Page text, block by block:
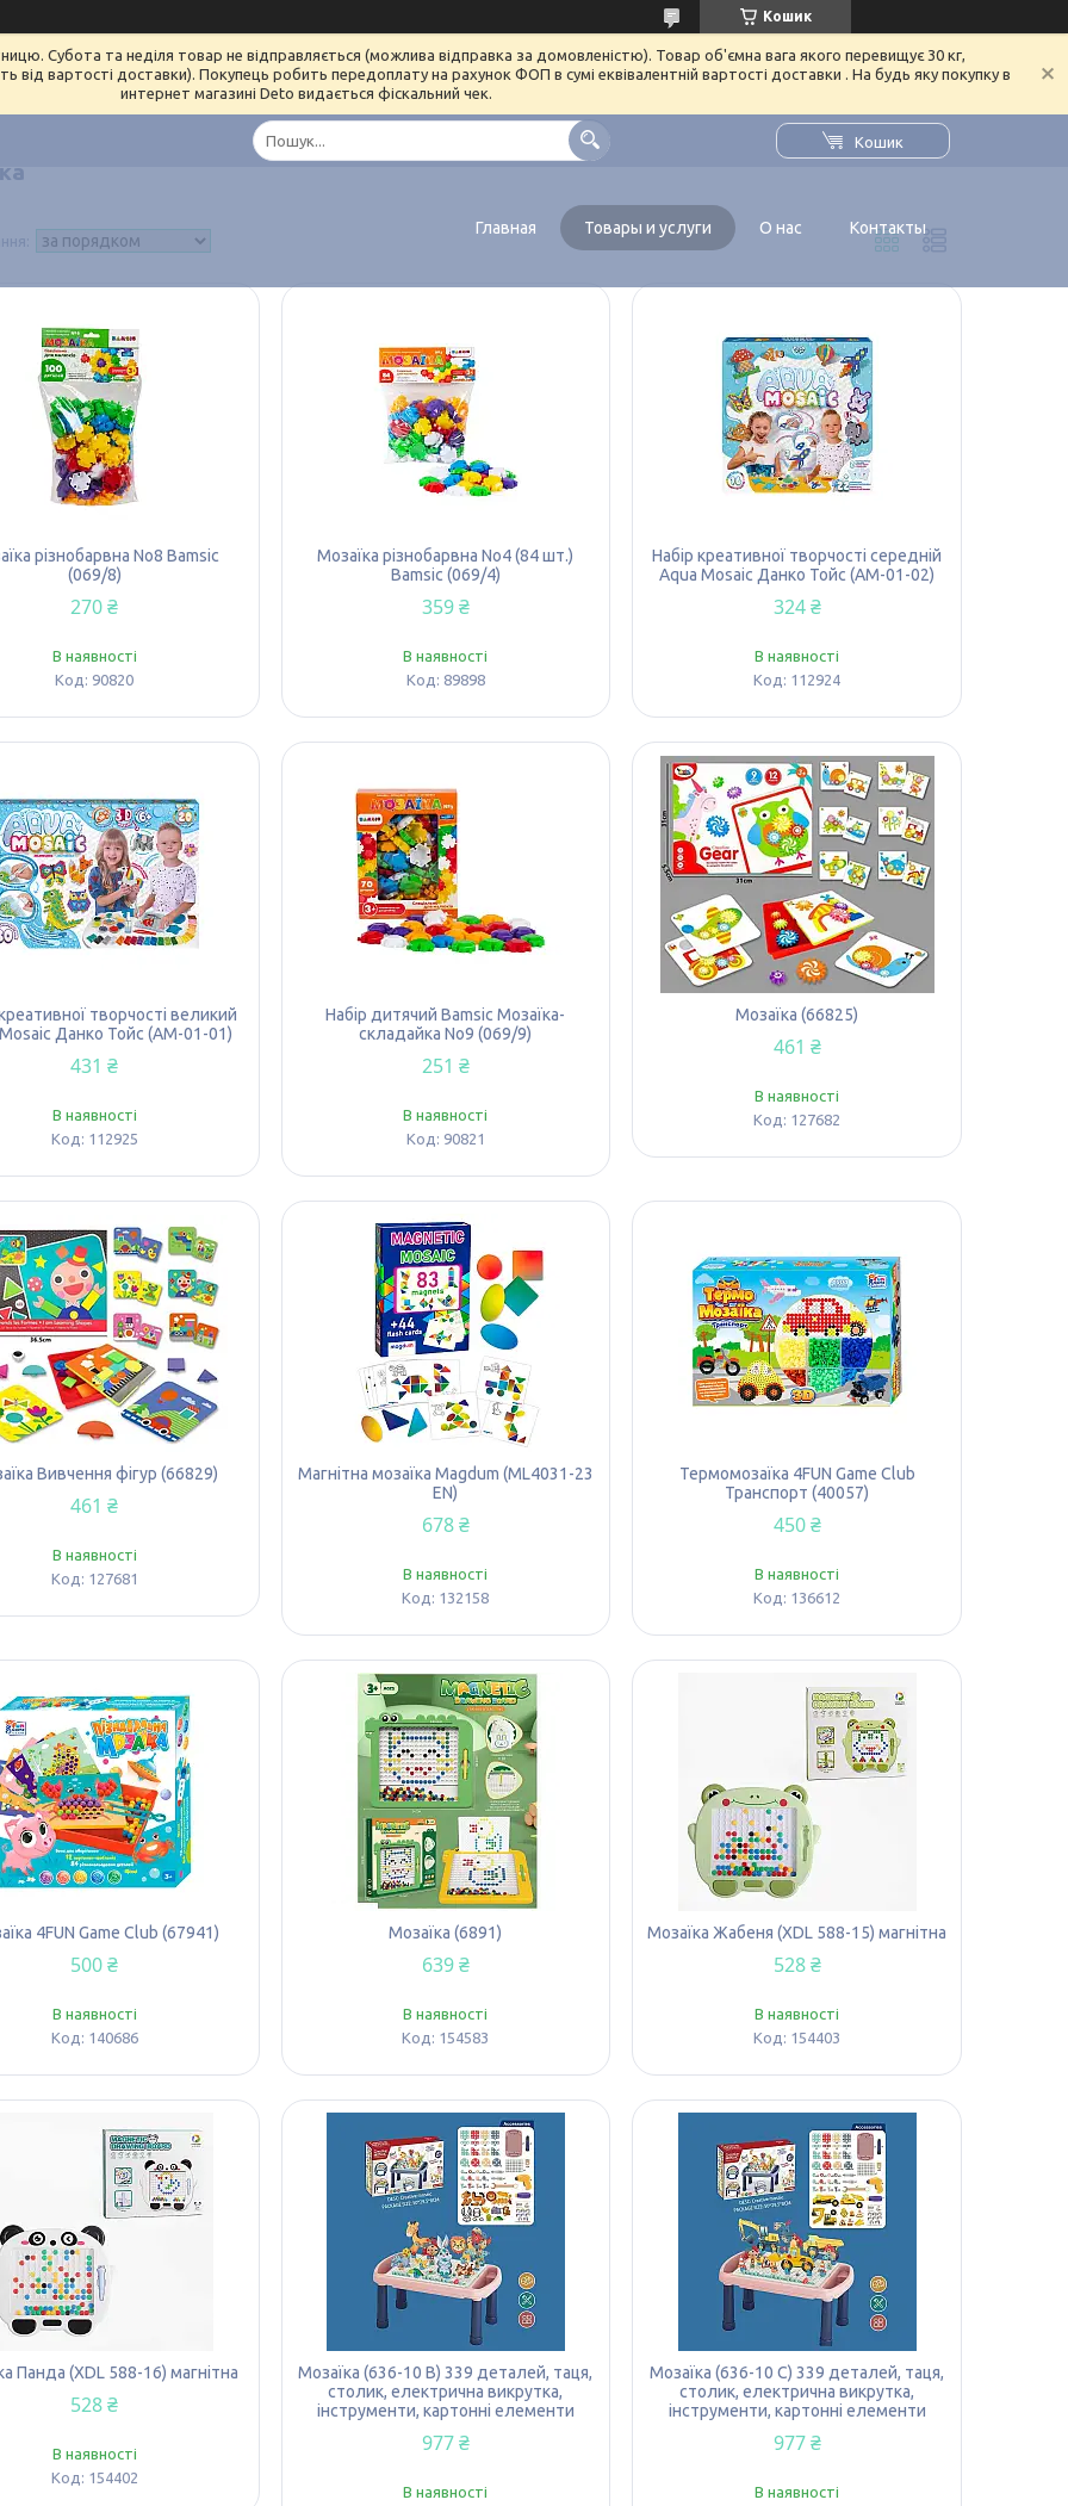
Кошик
Субота та неділя товар не відправляється (можлива відправка за домовленістю). Товар об'ємна вага якого перевищує 30 кг,
від вартості доставки). Покупець робить передоплату на рахунок ФОП в сумі еквівалентній вартості доставки . На будь яку покупку в
интернет магазині Deto видається фіскальний чек.
Кошик
Главная Товары и услуги О нас Контакты
різнобарвна No8 Bamsic
(069/8)
270 ₴
В наявності
90820
Мозаїка різнобарвна No4 (84 шт.)
Bamsic (069/4)
359 ₴
В наявності
89898
Набір креативної творчості середній
Aqua Mosaic Данко Тойс (AM-01-02)
324 ₴
В наявності
112924
творчості великий
Данко Тойс (AM-01-01)
431 ₴
В наявності
112925
Набір дитячий Bamsic Мозаїка-
складайка No9 (069/9)
251 ₴
В наявності
90821
Мозаїка (66825)
461 ₴
В наявності
127682
Вивчення фігур (66829)
461 ₴
В наявності
127681
Магнітна мозаїка Magdum (ML4031-23
EN)
678 ₴
В наявності
132158
Термомозаїка 4FUN Game Club
Транспорт (40057)
450 ₴
В наявності
136612
4FUN Game Club (67941)
500 ₴
В наявності
140686
Мозаїка (6891)
639 ₴
В наявності
154583
Мозаїка Жабеня (XDL 588-15) магнітна
528 ₴
В наявності
154403
Панда (XDL 588-16) магнітна
528 ₴
В наявності
154402
Мозаїка (636-10 B) 339 деталей, таця,
столик, електрична викрутка,
інструменти, картонні елементи
977 ₴
В наявності
Мозаїка (636-10 C) 339 деталей, таця,
столик, електрична викрутка,
інструменти, картонні елементи
977 ₴
В наявності